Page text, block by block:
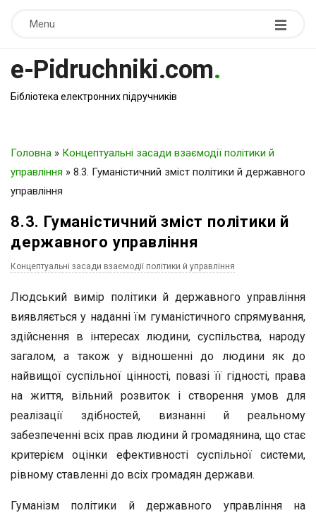
Menu
e-Pidruchniki.com.
Бібліотека електронних підручників
Головна » Концептуальні засади взаємодії політики й
управління » 8.3. Гуманістичний зміст політики й державного
управління
8.3. Гуманістичний зміст політики й
державного управління
Концептуальні засади взаємодії політики й управління
Людський вимір політики й державного управління
виявляється у наданні їм гуманістичного спрямування,
здійснення в інтересах людини, суспільства, народу
загалом, а також у відношенні до людини як до
найвищої суспільної цінності, повазі її гідності, права
на життя, вільний розвиток і створення умов для
реалізації здібностей, визнанні й реальному
забезпеченні всіх прав людини й громадянина, що стає
критерієм оцінки ефективності суспільної системи,
рівному ставленні до всіх громадян держави.
Гуманізм політики й державного управління на